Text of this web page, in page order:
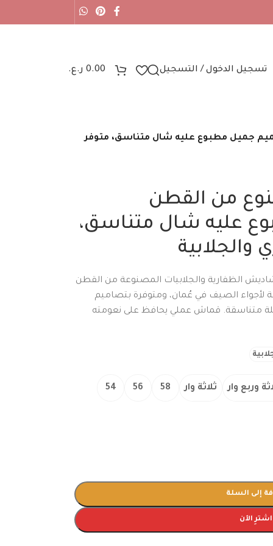
تسجيل الدخول / التسجيل 0.00 ر.ع.
جميل مطبوع عليه شال متناسق، متوفر
من القطن
عليه شال متناسق،
والجلابية
الظفارية والجلابيات المصنوعة من القطن
لأجواء الصيف في عُمان، ومتوفرة بتصاميم
متناسقة. قماش عملي يحافظ على نعومته
وربع وار ثلاثة وار 58
56
54
إلى السلة
اشترِ الآن